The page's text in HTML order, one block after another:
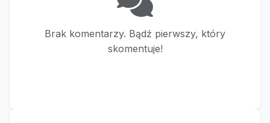
Brak komentarzy. Bądź pierwszy, który
skomentuje!